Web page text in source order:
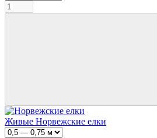
Живые Норвежские елки